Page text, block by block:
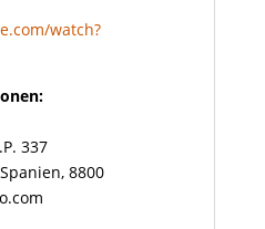
watch?
337
8800